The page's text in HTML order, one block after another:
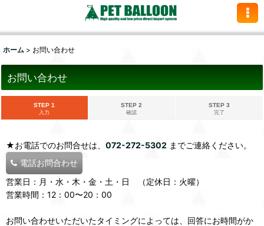
ホーム > お問い合わせ
お問い合わせ
STEP 1
入力
STEP 2
確認
STEP 3
完了
★お電話でのお問合せは、 072-272-5302 までご連絡ください。
電話お問合わせ
営業日：月・水・木・金・土・日 （定休日：火曜）
営業時間：12：00〜20：00
お問い合わせいただいたタイミングによっては、回答にお時間がか